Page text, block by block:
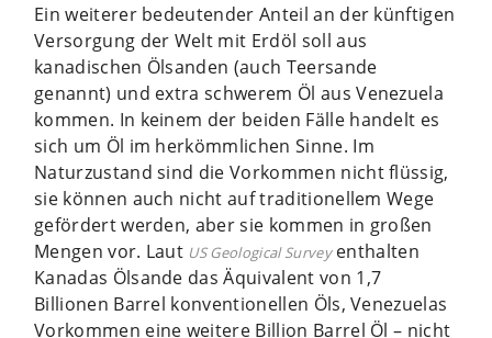
Ein weiterer bedeutender Anteil an der künftigen
Versorgung der Welt mit Erdöl soll aus
kanadischen Ölsanden (auch Teersande
genannt) und extra schwerem Öl aus Venezuela
kommen. In keinem der beiden Fälle handelt es
sich um Öl im herkömmlichen Sinne. Im
Naturzustand sind die Vorkommen nicht flüssig,
sie können auch nicht auf traditionellem Wege
gefördert werden, aber sie kommen in großen
Mengen vor. Laut US Geological Surveyenthalten
Kanadas Ölsande das Äquivalent von 1,7
Billionen Barrel konventionellen Öls, Venezuelas
Vorkommen eine weitere Billion Barrel Öl – nicht